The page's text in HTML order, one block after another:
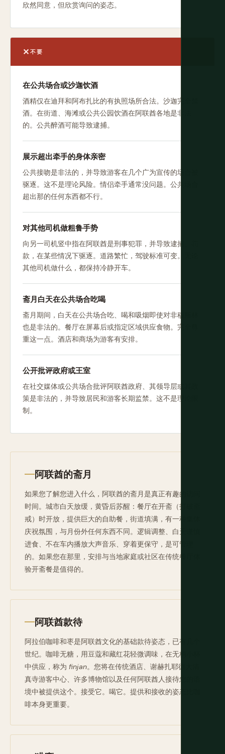
欣然同意，但欣赏询问的姿态。
不要
在公共场合或沙迦饮酒
酒精仅在迪拜和阿布扎比的有执照场所合法。沙迦完全禁
酒。在街道、海滩或公共公园饮酒在阿联酋各地是非法
的。公共醉酒可能导致逮捕。
展示超出牵手的身体亲密
公共接吻是非法的，并导致游客在几个广为宣传的场合被
驱逐。这不是理论风险。情侣牵手通常没问题。公共场合
超出那的任何东西都不行。
对其他司机做粗鲁手势
向另一司机竖中指在阿联酋是刑事犯罪，并导致逮捕、罚
款，在某些情况下驱逐。道路繁忙，驾驶标准可变。无论
其他司机做什么，都保持冷静开车。
斋月白天在公共场合吃喝
斋月期间，白天在公共场合吃、喝和吸烟即使对非穆斯林
也是非法的。餐厅在屏幕后或指定区域供应食物。完全尊
重这一点。酒店和商场为游客有安排。
公开批评政府或王室
在社交媒体或公共场合批评阿联酋政府、其领导层或其政
策是非法的，并导致居民和游客长期监禁。这不是理论限
制。
阿联酋的斋月
如果您了解您进入什么，阿联酋的斋月是真正有趣的访问
时间。城市白天放缓，黄昏后苏醒：餐厅在开斋（打破斋
戒）时开放，提供巨大的自助餐，街道填满，有一种集体
庆祝氛围，与月份外任何东西不同。逻辑调整、白天谨慎
进食、不在车内播放大声音乐、穿着更保守，是可管理
的。如果您在那里，安排与当地家庭或社区在传统餐厅体
验开斋餐是值得的。
阿联酋款待
阿拉伯咖啡和枣是阿联酋文化的基础款待姿态，已有几个
世纪。咖啡无糖，用豆蔻和藏红花轻微调味，在无柄小杯
中供应，称为 finjan。您将在传统酒店、谢赫扎耶德大清
真寺游客中心、许多博物馆以及任何阿联酋人接待您的语
境中被提供这个。接受它。喝它。提供和接收的姿态比咖
啡本身更重要。